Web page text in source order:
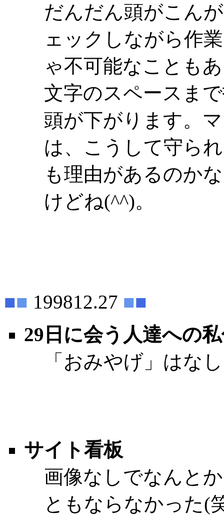
だんだん頭がこん
ェックしながら作
ゃ不可能なことも
文字のスペースま
頭が下がります。
は、こうして守ら
も理由があるのか
けどね(^^)。
■■ 199812.27 ■■
29日に会う人達への
「おみやげ」はな
サイト看板
画像なしでなんと
ともならなかった(